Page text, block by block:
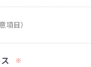
項目）
※